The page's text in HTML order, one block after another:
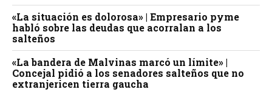
«La situación es dolorosa» | Empresario pyme
habló sobre las deudas que acorralan a los
salteños
«La bandera de Malvinas marcó un límite» |
Concejal pidió a los senadores salteños que no
extranjericen tierra gaucha